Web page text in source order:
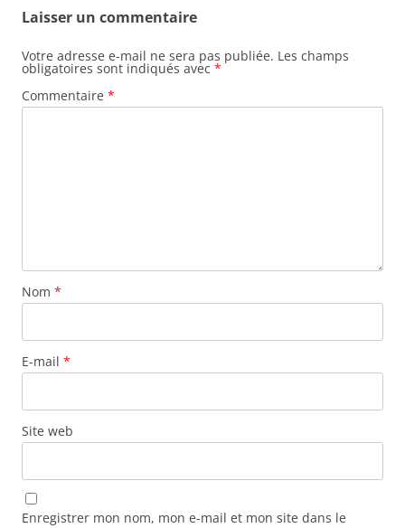
Laisser un commentaire
Votre adresse e-mail ne sera pas publiée. Les champs
obligatoires sont indiqués avec *
Commentaire *
Nom *
E-mail *
Site web
Enregistrer mon nom, mon e-mail et mon site dans le